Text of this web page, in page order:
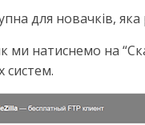
для новачків,
ми натиснемо на
систем.